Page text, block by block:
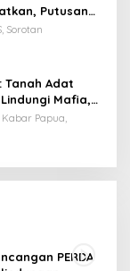
Putusan
Dipublikasikan
Sorotan
Tanah Adat
Mafia,
BPN
Kabar Papua,
PERDA